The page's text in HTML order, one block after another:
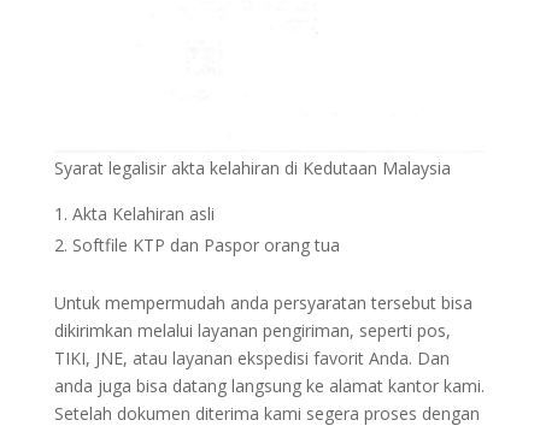
Syarat legalisir akta kelahiran di Kedutaan Malaysia
Akta Kelahiran asli
Softfile KTP dan Paspor orang tua
Untuk mempermudah anda persyaratan tersebut bisa
dikirimkan melalui layanan pengiriman, seperti pos,
TIKI, JNE, atau layanan ekspedisi favorit Anda. Dan
anda juga bisa datang langsung ke alamat kantor kami.
Setelah dokumen diterima kami segera proses dengan